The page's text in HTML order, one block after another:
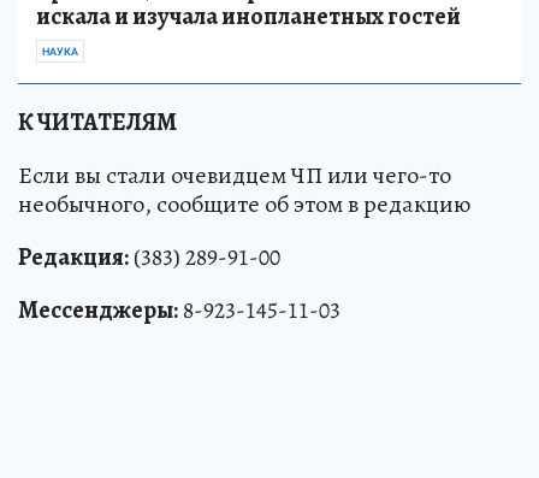
искала и изучала инопланетных гостей
НАУКА
К ЧИТАТЕЛЯМ
Если вы стали очевидцем ЧП или чего-то
необычного, сообщите об этом в редакцию
Редакция:(383) 289-91-00
Мессенджеры:8-923-145-11-03